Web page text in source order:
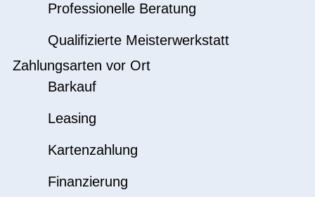
Professionelle Beratung
Qualifizierte Meisterwerkstatt
Zahlungsarten vor Ort
Barkauf
Leasing
Kartenzahlung
Finanzierung